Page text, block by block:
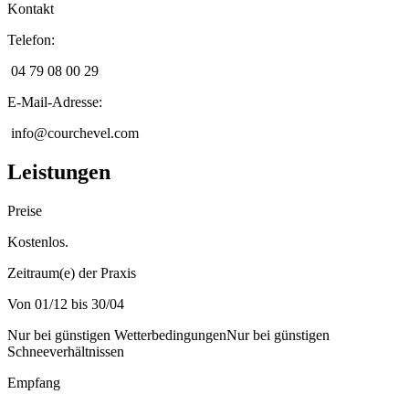
Kontakt
Telefon:
04 79 08 00 29
E-Mail-Adresse:
info@courchevel.com
Leistungen
Preise
Kostenlos.
Zeitraum(e) der Praxis
Von 01/12 bis 30/04
Nur bei günstigen WetterbedingungenNur bei günstigen
Schneeverhältnissen
Empfang